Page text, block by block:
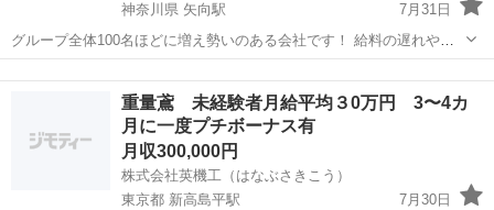
神奈川県 矢向駅
7月31日
グループ全体100名ほどに増え勢いのある会社です！ 給料の遅れや仕
事が無くなるとかは一切ありません！ 日々現場増えてますので経験
者、未経験者問わず歓迎しております！ 職種 鍛冶工 シールド工 土
木 勤務時間 8:0...重量鳶 未経験者月給平均３0万円 3〜4カ
月に一度プチボーナス有
月収300,000円
株式会社英機工（はなぶさきこう）
東京都 新高島平駅
7月30日